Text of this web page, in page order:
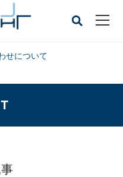
せについて